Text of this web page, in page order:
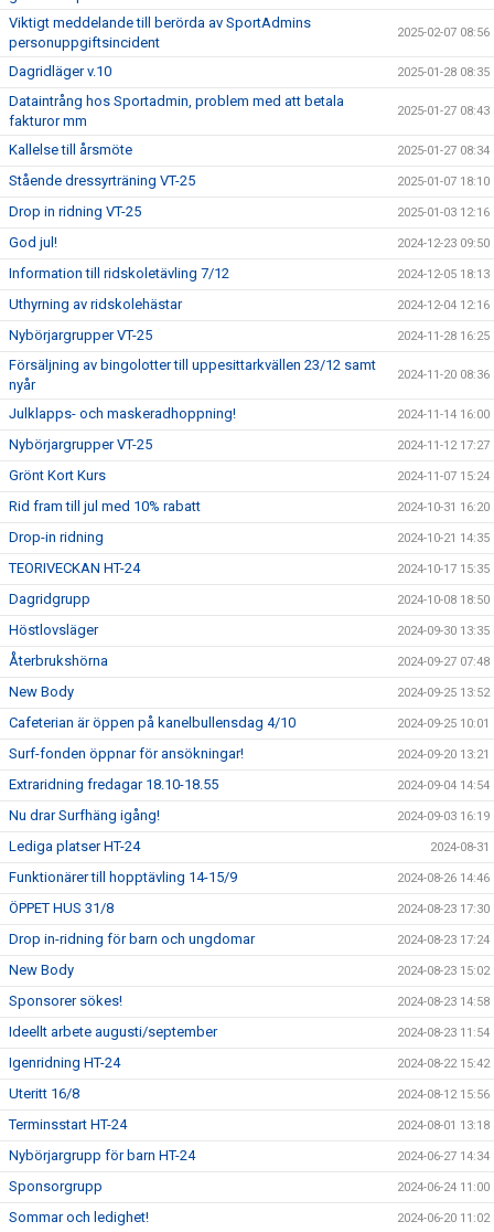
Viktigt meddelande till berörda av SportAdmins
personuppgiftsincident
2025-02-07 08:56
Dagridläger v.10 2025-01-28 08:35
Dataintrång hos Sportadmin, problem med att betala
fakturor mm
2025-01-27 08:43
Kallelse till årsmöte 2025-01-27 08:34
Stående dressyrträning VT-25 2025-01-07 18:10
Drop in ridning VT-25 2025-01-03 12:16
God jul! 2024-12-23 09:50
Information till ridskoletävling 7/12 2024-12-05 18:13
Uthyrning av ridskolehästar 2024-12-04 12:16
Nybörjargrupper VT-25 2024-11-28 16:25
Försäljning av bingolotter till uppesittarkvällen 23/12 samt
nyår
2024-11-20 08:36
Julklapps- och maskeradhoppning! 2024-11-14 16:00
Nybörjargrupper VT-25 2024-11-12 17:27
Grönt Kort Kurs 2024-11-07 15:24
Rid fram till jul med 10% rabatt 2024-10-31 16:20
Drop-in ridning 2024-10-21 14:35
TEORIVECKAN HT-24 2024-10-17 15:35
Dagridgrupp 2024-10-08 18:50
Höstlovsläger 2024-09-30 13:35
Återbrukshörna 2024-09-27 07:48
New Body 2024-09-25 13:52
Cafeterian är öppen på kanelbullensdag 4/10 2024-09-25 10:01
Surf-fonden öppnar för ansökningar! 2024-09-20 13:21
Extraridning fredagar 18.10-18.55 2024-09-04 14:54
Nu drar Surfhäng igång! 2024-09-03 16:19
Lediga platser HT-24 2024-08-31
Funktionärer till hopptävling 14-15/9 2024-08-26 14:46
ÖPPET HUS 31/8 2024-08-23 17:30
Drop in-ridning för barn och ungdomar 2024-08-23 17:24
New Body 2024-08-23 15:02
Sponsorer sökes! 2024-08-23 14:58
Ideellt arbete augusti/september 2024-08-23 11:54
Igenridning HT-24 2024-08-22 15:42
Uteritt 16/8 2024-08-12 15:56
Terminsstart HT-24 2024-08-01 13:18
Nybörjargrupp för barn HT-24 2024-06-27 14:34
Sponsorgrupp 2024-06-24 11:00
Sommar och ledighet! 2024-06-20 11:02